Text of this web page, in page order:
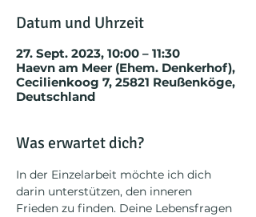
Datum und Uhrzeit
27. Sept. 2023, 10:00 – 11:30
Haevn am Meer (Ehem. Denkerhof),
Cecilienkoog 7, 25821 Reußenköge,
Deutschland
Was erwartet dich?
In der Einzelarbeit möchte ich dich
darin unterstützen, den inneren
Frieden zu finden. Deine Lebensfragen